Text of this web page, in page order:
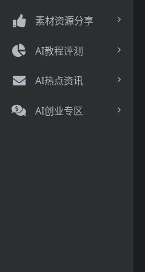
素材资源分享
AI教程评测
AI热点资讯
AI创业专区